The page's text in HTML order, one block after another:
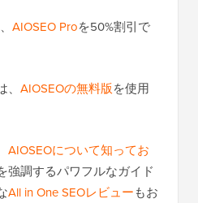
AIOSEO Proを50%割引で
AIOSEOの無料版を使用
AIOSEOについて知ってお
強調するパワフルなガイド
All in One SEOレビューもお